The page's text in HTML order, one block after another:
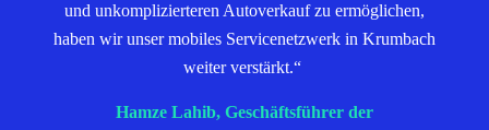
und unkomplizierteren Autoverkauf zu ermöglichen,
haben wir unser mobiles Servicenetzwerk in Krumbach
weiter verstärkt.“
Hamze Lahib, Geschäftsführer der